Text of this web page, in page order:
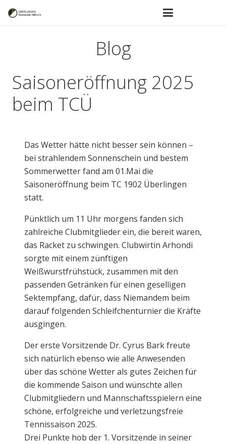
Blog
Saisoneröffnung 2025
beim TCÜ
Das Wetter hätte nicht besser sein können –
bei strahlendem Sonnenschein und bestem
Sommerwetter fand am 01.Mai die
Saisoneröffnung beim TC 1902 Überlingen
statt.
Pünktlich um 11 Uhr morgens fanden sich
zahlreiche Clubmitglieder ein, die bereit waren,
das Racket zu schwingen. Clubwirtin Arhondi
sorgte mit einem zünftigen
Weißwurstfrühstück, zusammen mit den
passenden Getränken für einen geselligen
Sektempfang, dafür, dass Niemandem beim
darauf folgenden Schleifchenturnier die Kräfte
ausgingen.
Der erste Vorsitzende Dr. Cyrus Bark freute
sich natürlich ebenso wie alle Anwesenden
über das schöne Wetter als gutes Zeichen für
die kommende Saison und wünschte allen
Clubmitgliedern und Mannschaftsspielern eine
schöne, erfolgreiche und verletzungsfreie
Tennissaison 2025.
Drei Punkte hob der 1. Vorsitzende in seiner